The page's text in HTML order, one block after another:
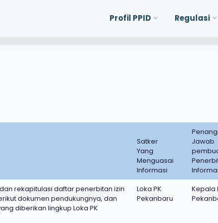
Profil PPID Regulasi
Satker
Yang
Menguasai
Informasi
Jawab
rekapitulasi daftar penerbitan izin
dokumen pendukungnya, dan
diberikan lingkup Loka PK
Loka PK
Pekanbaru
Kepala